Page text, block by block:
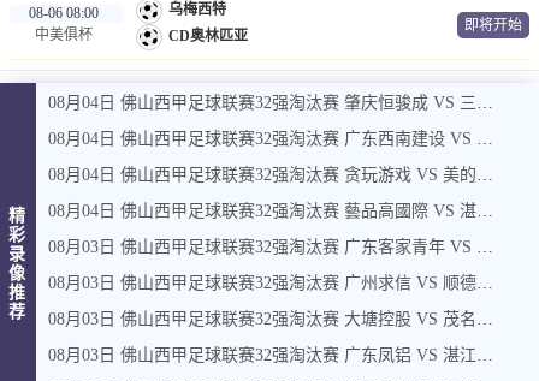
08-06 08:00
中美俱杯
乌梅西特
CD奥林匹亚
即将开始
精
彩
录
像
推
荐
08月04日 佛山西甲足球联赛32强淘汰赛 肇庆恒骏成 VS 三七互娱 全场录像
08月04日 佛山西甲足球联赛32强淘汰赛 广东西南建设 VS 香港圣徒 全场录像
08月04日 佛山西甲足球联赛32强淘汰赛 贪玩游戏 VS 美的薪火 全场录像
08月04日 佛山西甲足球联赛32强淘汰赛 藝品高國際 VS 湛江狂狼·粵辉能源 全场录像
08月03日 佛山西甲足球联赛32强淘汰赛 广东客家青年 VS 广州英华思力U17 全场录像
08月03日 佛山西甲足球联赛32强淘汰赛 广州求信 VS 顺德新青年 全场录像
08月03日 佛山西甲足球联赛32强淘汰赛 大塘控股 VS 茂名市点都得 全场录像
08月03日 佛山西甲足球联赛32强淘汰赛 广东凤铝 VS 湛江八部科技 全场录像